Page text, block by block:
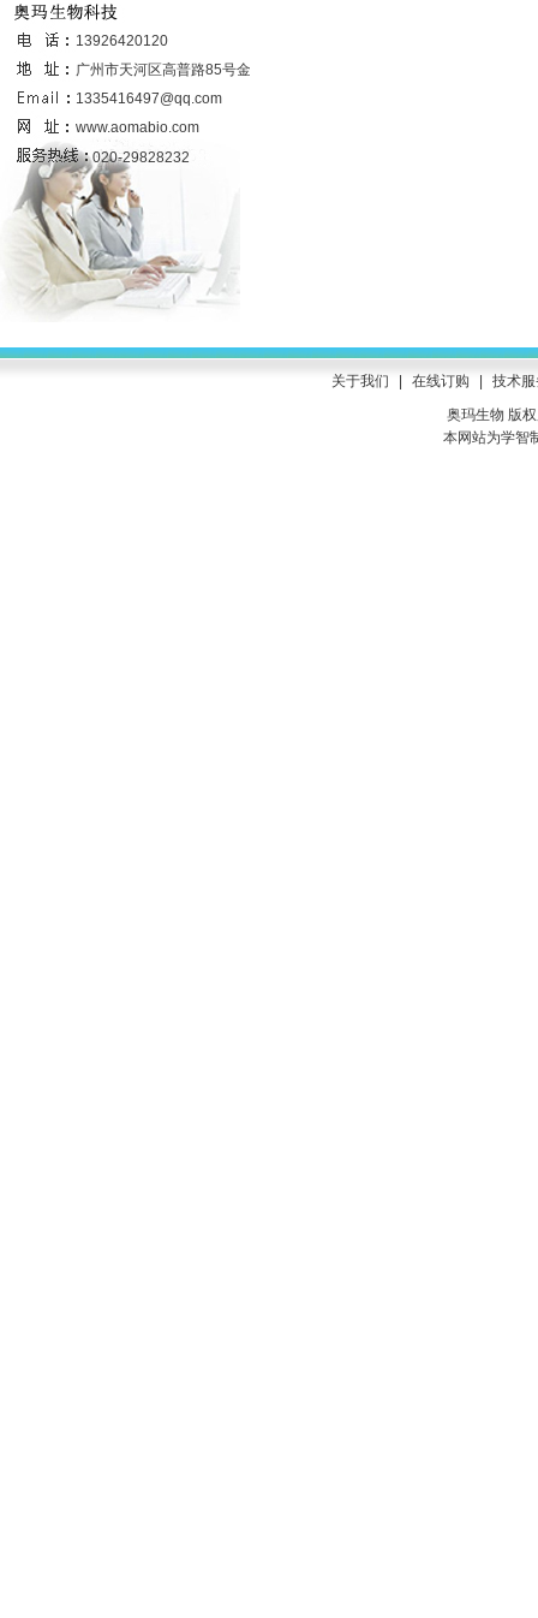
联系我们
13926420120
广州市天河区高普路85号金发科技园
6号楼437室
1335416497@qq.com
www.aomabio.com
020-29828232
关于我们 在线订购
技术
奥玛生物 版
本网站为学智